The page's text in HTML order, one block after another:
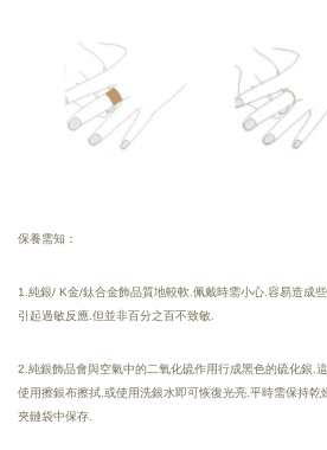
保養需知：
1.純銀/ K金/鈦合金飾品質地較軟.佩戴時需小心.容易造成
引起過敏反應.但並非百分之百不致敏.
2.純銀飾品會與空氣中的二氧化硫作用行成黑色的硫化銀.
使用擦銀布擦拭.或使用洗銀水即可恢復光亮.平時需保持乾
夾鏈袋中保存.